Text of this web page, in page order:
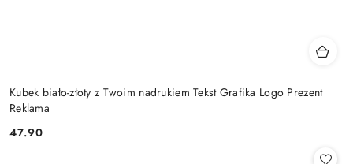
Kubek biało-złoty z Twoim nadrukiem Tekst Grafika Logo Prezent
Reklama
Cena:
47.90